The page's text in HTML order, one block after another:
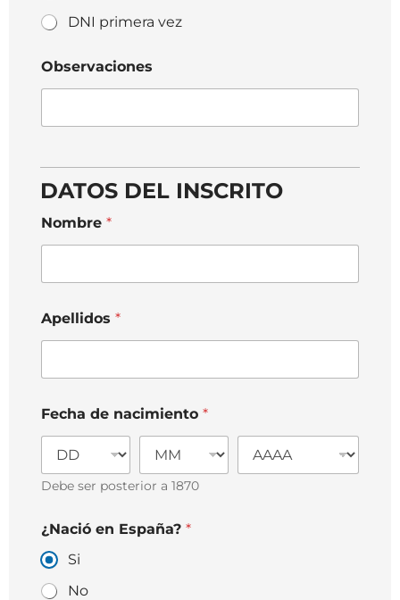
DNI primera vez
Observaciones
DATOS DEL INSCRITO
Nombre *
Apellidos *
Fecha de nacimiento *
Debe ser posterior a 1870
¿Nació en España? *
Si
No